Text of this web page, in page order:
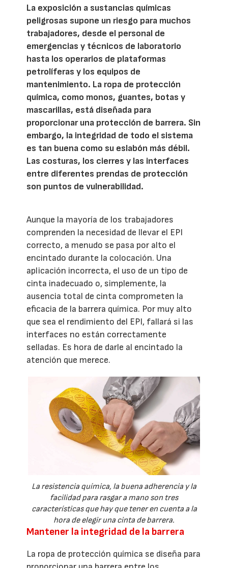
La exposición a sustancias químicas
peligrosas supone un riesgo para muchos
trabajadores, desde el personal de
emergencias y técnicos de laboratorio
hasta los operarios de plataformas
petrolíferas y los equipos de
mantenimiento. La ropa de protección
química, como monos, guantes, botas y
mascarillas, está diseñada para
proporcionar una protección de barrera. Sin
embargo, la integridad de todo el sistema
es tan buena como su eslabón más débil.
Las costuras, los cierres y las interfaces
entre diferentes prendas de protección
son puntos de vulnerabilidad.
Aunque la mayoría de los trabajadores
comprenden la necesidad de llevar el EPI
correcto, a menudo se pasa por alto el
encintado durante la colocación. Una
aplicación incorrecta, el uso de un tipo de
cinta inadecuado o, simplemente, la
ausencia total de cinta comprometen la
eficacia de la barrera química. Por muy alto
que sea el rendimiento del EPI, fallará si las
interfaces no están correctamente
selladas. Es hora de darle al encintado la
atención que merece.
La resistencia química, la buena adherencia y la
facilidad para rasgar a mano son tres
características que hay que tener en cuenta a la
hora de elegir una cinta de barrera.
Mantener la integridad de la barrera
La ropa de protección química se diseña para